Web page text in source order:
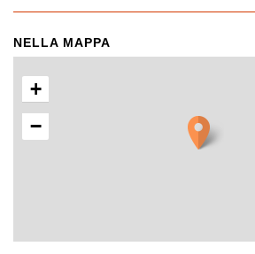
NELLA MAPPA
+
−